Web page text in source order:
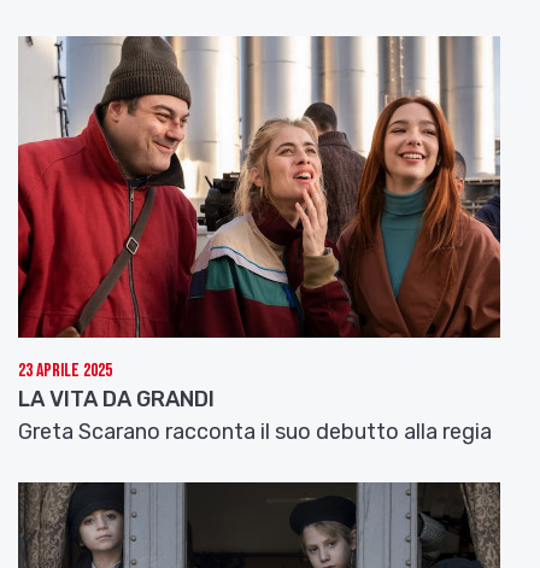
23 Aprile 2025
LA VITA DA GRANDI
Greta Scarano racconta il suo debutto alla regia